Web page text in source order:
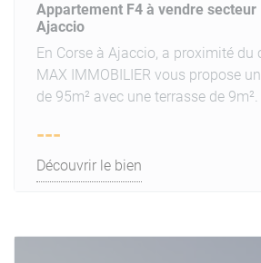
Appartement F4 à vendre secteur
Ajaccio
En Corse à Ajaccio, a proximité du
MAX IMMOBILIER vous propose
de 95m² avec une terrasse de 9m².
---
Découvrir le bien